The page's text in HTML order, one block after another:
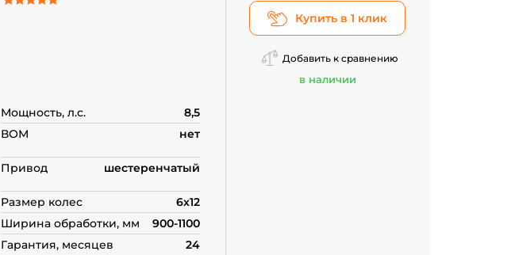
Мощность, л.с.
8,5
ВОМ нет
Привод шестеренчатый
Размер колес
6х12
Ширина обработки, мм
900-1100
Гарантия, месяцев
24
Купить в 1 клик
Добавить к сравнению
в наличии